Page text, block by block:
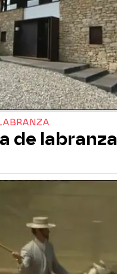
de labranza